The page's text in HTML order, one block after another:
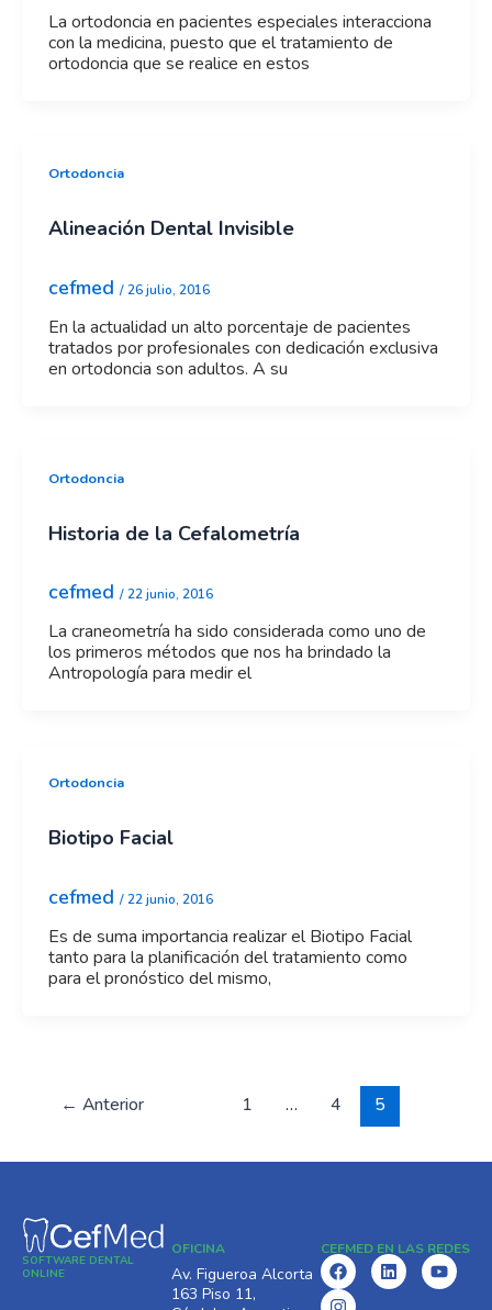
La ortodoncia en pacientes especiales interacciona
con la medicina, puesto que el tratamiento de
ortodoncia que se realice en estos
Ortodoncia
Alineación Dental Invisible
cefmed /26 julio, 2016
En la actualidad un alto porcentaje de pacientes
tratados por profesionales con dedicación exclusiva
en ortodoncia son adultos. A su
Ortodoncia
Historia de la Cefalometría
cefmed /22 junio, 2016
La craneometría ha sido considerada como uno de
los primeros métodos que nos ha brindado la
Antropología para medir el
Ortodoncia
Biotipo Facial
cefmed /22 junio, 2016
Es de suma importancia realizar el Biotipo Facial
tanto para la planificación del tratamiento como
para el pronóstico del mismo,
← Anterior 1 … 4 5
SOFTWARE DENTAL
ONLINE
OFICINA
Av. Figueroa Alcorta
163 Piso 11,
CEFMED EN LAS REDES
F
a
L
i
Y
o
I
n